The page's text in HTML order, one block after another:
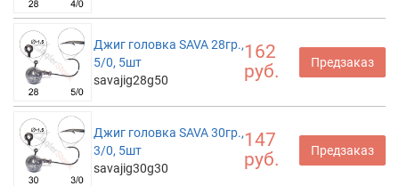
Джиг головка SAVA 28гр.,
5/0, 5шт
savajig28g50
162
руб.
Предзаказ
Джиг головка SAVA 30гр.,
3/0, 5шт
savajig30g30
147
руб.
Предзаказ